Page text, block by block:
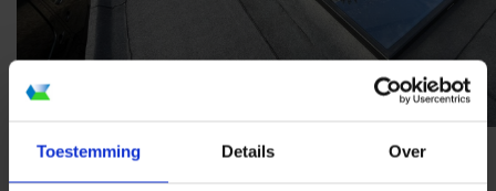
Toestemming Details Over
Lees de reviews